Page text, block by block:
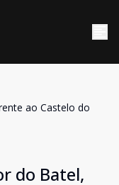
ao Castelo do
do Batel,